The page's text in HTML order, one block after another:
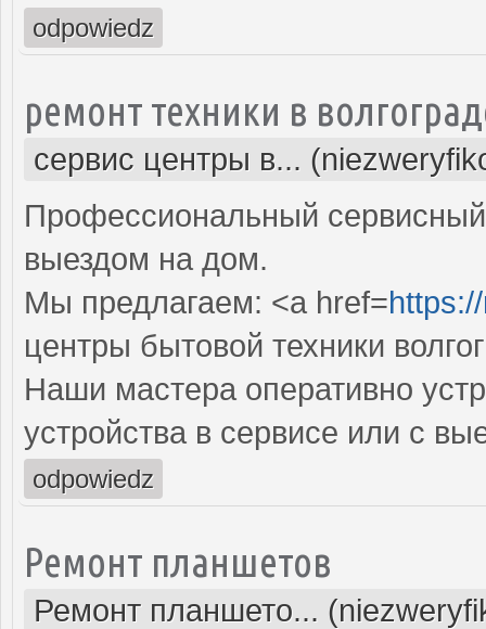
odpowiedz
ремонт техники в
сервис центры в...
Профессиональный
выездом на дом.
Мы предлагаем: <a href=
центры бытовой техники
Наши мастера оперативно
устройства в сервисе или с
odpowiedz
Ремонт планшетов
Ремонт планшето...